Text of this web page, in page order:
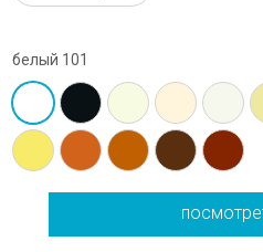
белый 101